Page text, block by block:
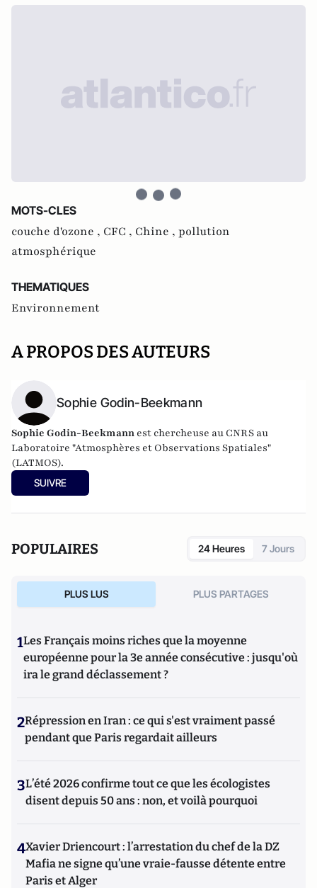
MOTS-CLES
couche d'ozone , CFC , Chine , pollution
atmosphérique
THEMATIQUES
Environnement
A PROPOS DES AUTEURS
Sophie Godin-Beekmann
Sophie Godin-Beekmann est chercheuse au CNRS au
Laboratoire "Atmosphères et Observations Spatiales"
(LATMOS).
SUIVRE
POPULAIRES 24 Heures 7 Jours
PLUS LUS PLUS PARTAGES
1Les Français moins riches que la moyenne
européenne pour la 3e année consécutive : jusqu'où
ira le grand déclassement ?
2Répression en Iran : ce qui s'est vraiment passé
pendant que Paris regardait ailleurs
3L’été 2026 confirme tout ce que les écologistes
disent depuis 50 ans : non, et voilà pourquoi
4Xavier Driencourt : l’arrestation du chef de la DZ
Mafia ne signe qu’une vraie-fausse détente entre
Paris et Alger